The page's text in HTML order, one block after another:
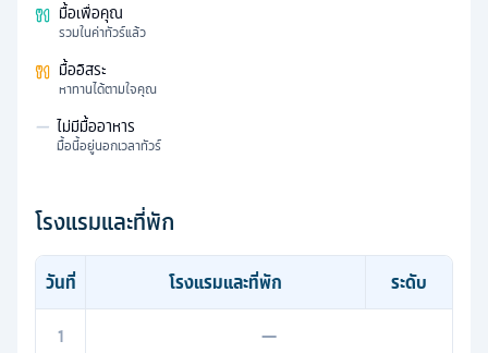
มื้อเพื่อคุณ
รวมในค่าทัวร์แล้ว
มื้ออิสระ
หาทานได้ตามใจคุณ
— ไม่มีมื้ออาหาร
มื้อนี้อยู่นอกเวลาทัวร์
โรงแรมและที่พัก
วันที่ โรงแรมและที่พัก
ระดับ
1
—